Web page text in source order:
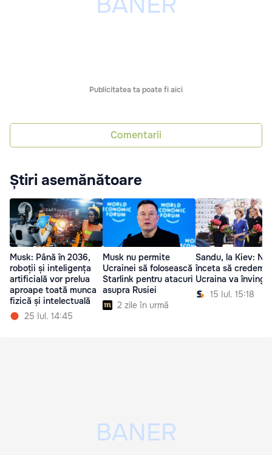
Publicitatea ta poate fi aici
Comentarii
Știri asemănătoare
Musk: Până în 2036,
roboții și inteligența
artificială vor prelua
aproape toată munca
fizică și intelectuală
25 Iul. 14:45
Musk nu permite
Ucrainei să folosească
Starlink pentru atacuri
asupra Rusiei
2 zile în urmă
Sandu, la Kiev: Nu
înceta să credem
Ucraina va învinge
15 Iul. 15:18